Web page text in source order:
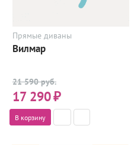
Прямые диваны
Вилмар
21 590 руб.
17 290₽
В корзину